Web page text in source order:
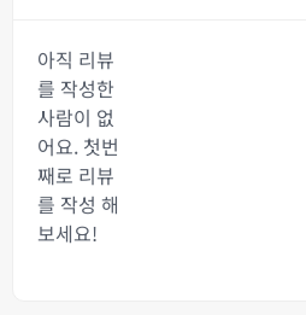
아직 리뷰
를 작성한
사람이 없
어요. 첫번
째로 리뷰
를 작성 해
보세요!